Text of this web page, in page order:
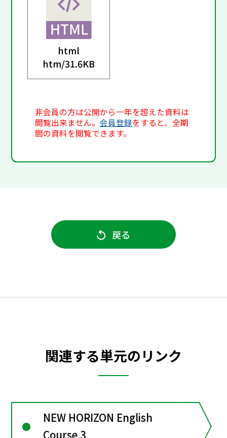
html
htm/31.6KB
非会員の方は公開から一年を超えた資料は
閲覧出来ません。会員登録をすると、全期
間の資料を閲覧できます。
戻る
関連する単元のリンク
NEW HORIZON English
Course 3